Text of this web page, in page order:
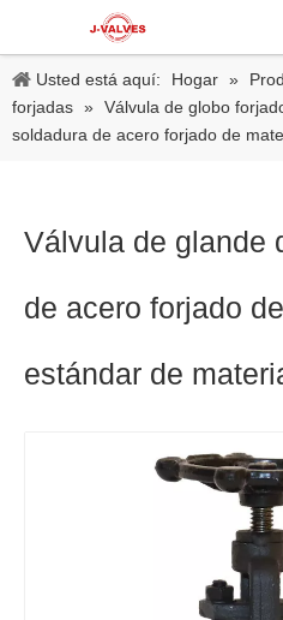
Usted está aquí: Hogar »
forjadas » Válvula de globo
soldadura de acero forjado de
Válvula de glande
de acero forjado
estándar de